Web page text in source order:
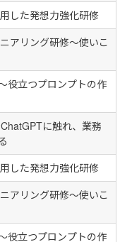
した発想力強化研修
アリング研修～使いこ
役立つプロンプトの作
に触れ、業務
した発想力強化研修
アリング研修～使いこ
役立つプロンプトの作